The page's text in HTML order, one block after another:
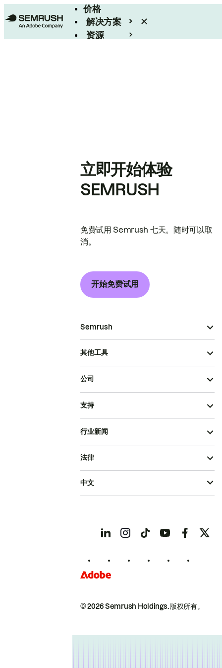
价格
解决方案
资源
立即开始体验
SEMRUSH
免费试用 Semrush 七天。随时可以取
消。
开始免费试用
Semrush
其他工具
公司
支持
行业新闻
© 2026 Semrush Holdings.版权所有。
法律
中文